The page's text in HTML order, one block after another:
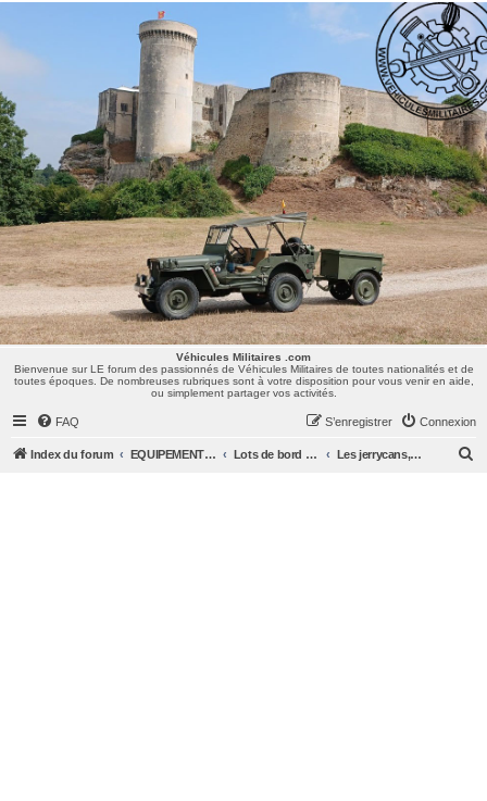
Véhicules Militaires .com
Bienvenue sur LE forum des passionnés de Véhicules Militaires de toutes nationalités et de
toutes époques. De nombreuses rubriques sont à votre disposition pour vous venir en aide,
ou simplement partager vos activités.
Véhicules Militaires .com
Bienvenue sur LE forum des passionnés de Véhicules Militaires de toutes nationalités et de
toutes époques. De nombreuses rubriques sont à votre disposition pour vous venir en aide,
ou simplement partager vos activités.
FAQ Connexion
S’enregistrer
Index du forum EQUIPEMENTS, RADIOS & UNIFORMES Lots de bord et Accessoires Les jerrycans, fûts, bidons...